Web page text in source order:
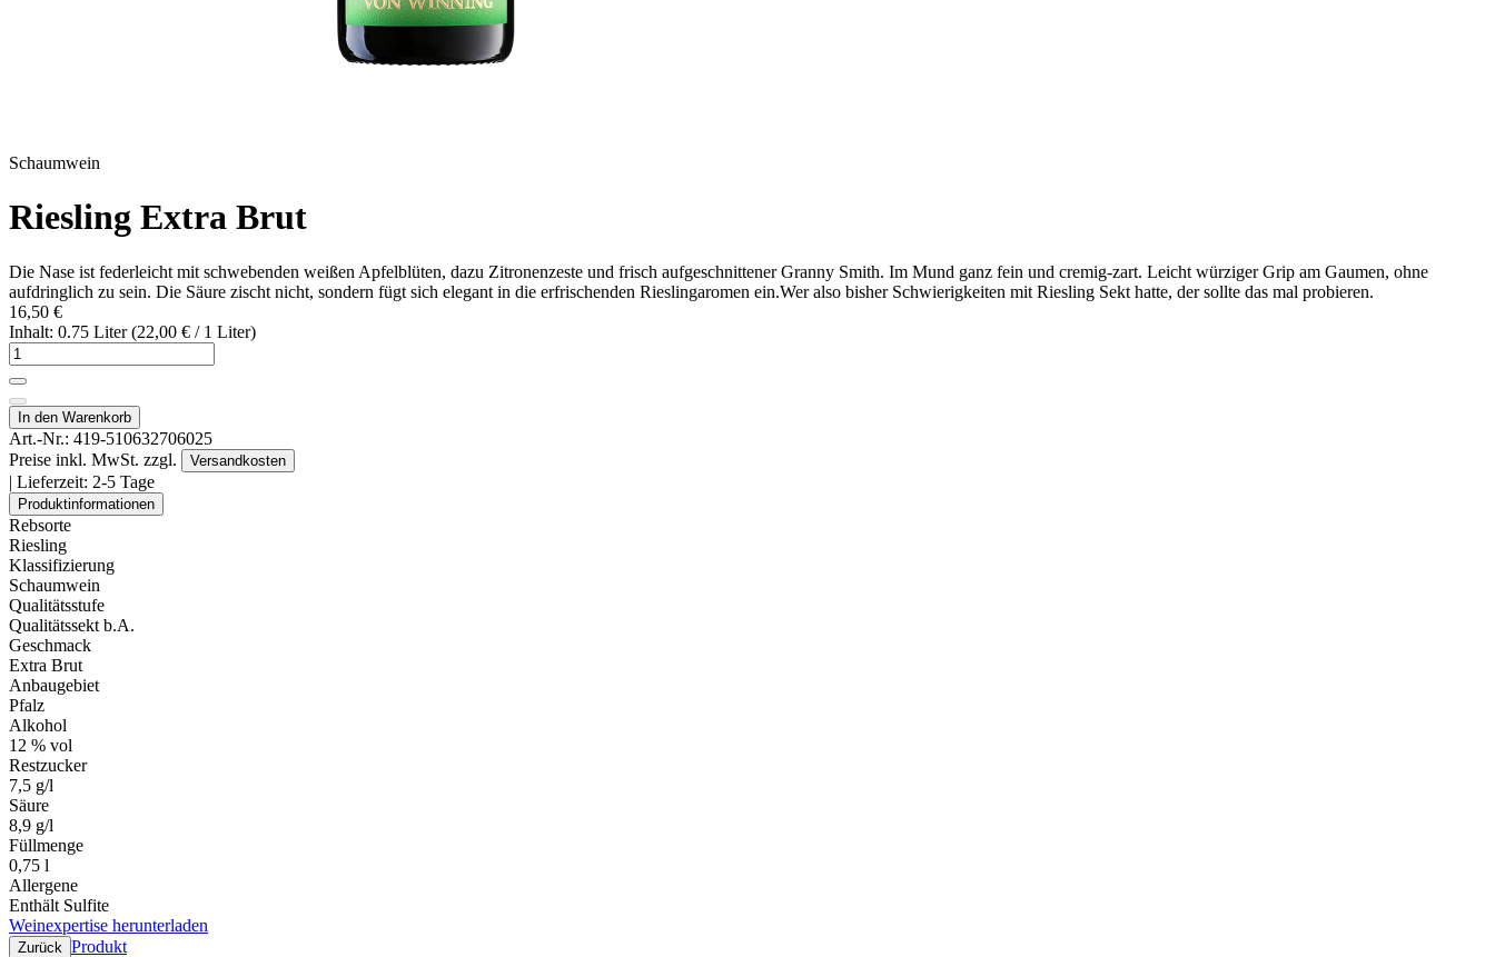
Schaumwein
Riesling Extra Brut
Die Nase ist federleicht mit schwebenden weißen Apfelblüten, dazu Zitronenzeste und frisch aufgeschnittener Granny Smith. Im Mund ganz fein und cremig-zart. Leicht würziger Grip am Gaumen, ohne
aufdringlich zu sein. Die Säure zischt nicht, sondern fügt sich elegant in die erfrischenden Rieslingaromen ein.Wer also bisher Schwierigkeiten mit Riesling Sekt hatte, der sollte das mal probieren.
16,50 €
Inhalt: 0.75 Liter (22,00 € / 1 Liter)
In den Warenkorb
Art.-Nr.: 419-510632706025
Preise inkl. MwSt. zzgl.
Versandkosten
| Lieferzeit: 2-5 Tage
Produktinformationen
Rebsorte
Riesling
Klassifizierung
Schaumwein
Qualitätsstufe
Qualitätssekt b.A.
Geschmack
Extra Brut
Anbaugebiet
Pfalz
Alkohol
12 % vol
Restzucker
7,5 g/l
Säure
8,9 g/l
Füllmenge
0,75 l
Allergene
Enthält Sulfite
Weinexpertise herunterladen
Zurück Produkt